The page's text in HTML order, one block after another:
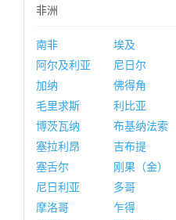
非洲
南非 埃及
阿尔及利亚
尼日尔
加纳
佛得角
毛里求斯
利比亚
博茨瓦纳
布基纳法索
塞拉利昂
吉布提
塞舌尔
刚果（金）
尼日利亚
多哥
摩洛哥
乍得